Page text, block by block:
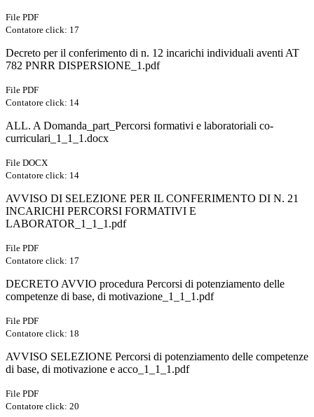
File PDF
Contatore click: 17
Decreto per il conferimento di n. 12 incarichi individuali aventi AT
782 PNRR DISPERSIONE_1.pdf
File PDF
Contatore click: 14
ALL. A Domanda_part_Percorsi formativi e laboratoriali co-
curriculari_1_1_1.docx
File DOCX
Contatore click: 14
AVVISO DI SELEZIONE PER IL CONFERIMENTO DI N. 21
INCARICHI PERCORSI FORMATIVI E
LABORATOR_1_1_1.pdf
File PDF
Contatore click: 17
DECRETO AVVIO procedura Percorsi di potenziamento delle
competenze di base, di motivazione_1_1_1.pdf
File PDF
Contatore click: 18
AVVISO SELEZIONE Percorsi di potenziamento delle competenze
di base, di motivazione e acco_1_1_1.pdf
File PDF
Contatore click: 20